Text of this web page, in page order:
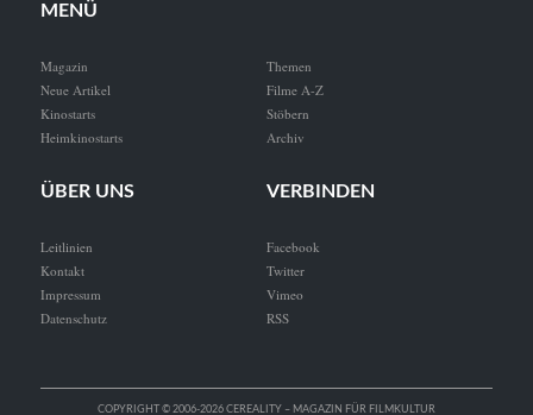
MENÜ
Magazin
Neue Artikel
Kinostarts
Heimkinostarts
Themen
Filme A-Z
Stöbern
Archiv
ÜBER UNS
Leitlinien
Kontakt
Impressum
Datenschutz
VERBINDEN
Facebook
Twitter
Vimeo
RSS
COPYRIGHT © 2006-2026 CEREALITY – MAGAZIN FÜR FILMKULTUR